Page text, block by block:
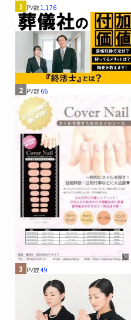
1 PV数1,176
2 PV数 66
3 PV数49